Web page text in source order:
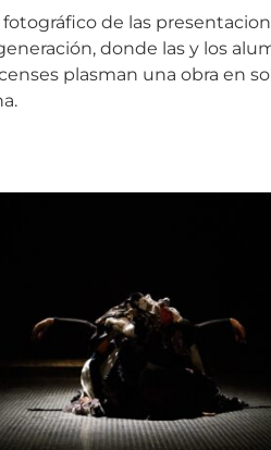
de las
donde las y los
plasman una obra en